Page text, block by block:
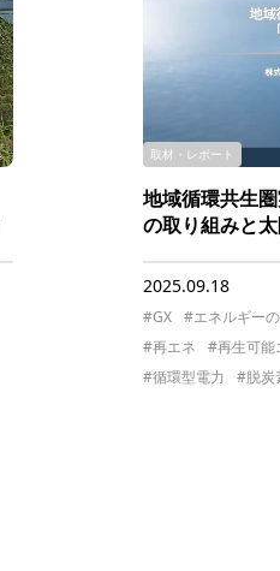
取材・レポート
地域循環共生
の取り組みと
2025.09.18
#GX #エネルギー
#再エネ
#再生可能
#循環型電力
#脱炭